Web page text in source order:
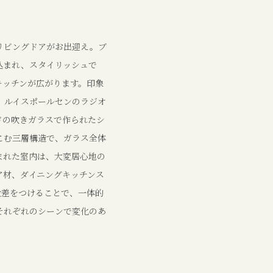
ングドアがお出迎え。ブ
れ、スタイリッシュで
チンが広がります。印象
イスポールセンのラジオ
吹きガラスで作られたシ
三層構造で、ガラス全体
た室内は、大変居心地の
、ダイニングキッチンス
をつけることで、一体的
ぞれのシーンで変化のあ